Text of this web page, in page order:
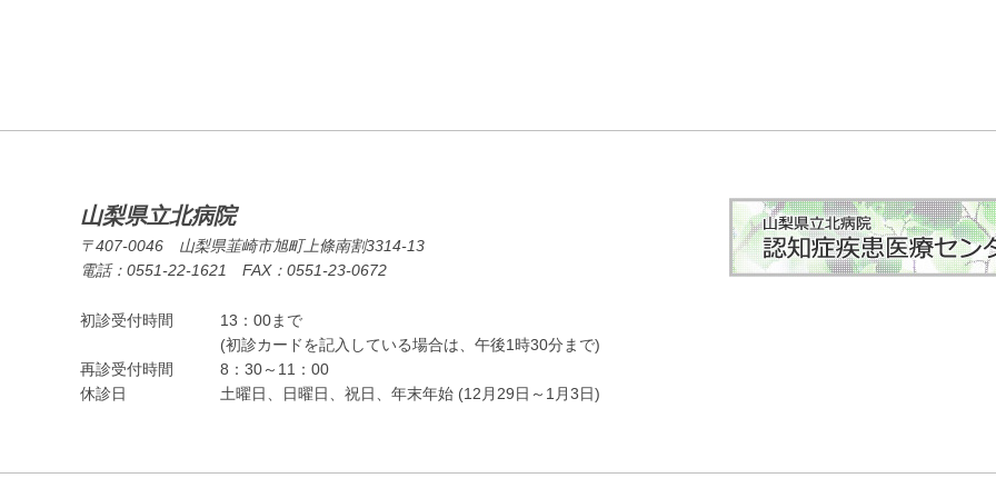
山梨県立北病院
〒407-0046 山梨県韮崎市旭町上條南割3314-13
電話：0551-22-1621 FAX：0551-23-0672
初診受付時間
13：00まで
(初診カードを記入している場合は、午後1時30分まで)
再診受付時間
8：30～11：00
休診日
土曜日、日曜日、祝日、年末年始 (12月29日～1月3日)